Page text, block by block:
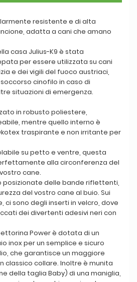
resistente e di alta
adatta a cani che amano
casa Julius-K9 è stata
per essere utilizzata su cani
e dei vigili del fuoco austriaci,
cinofilo in caso di
situazioni di emergenza.
in robusto poliestere,
mentre quello interno è
traspirante e non irritante per
su petto e ventre, questa
alla circonferenza del
cane.
posizionate delle bande riflettenti,
del vostro cane al buio. Sui
ci sono degli inserti in velcro, dove
dei divertenti adesivi neri con
Power è dotata di un
inox per un semplice e sicuro
che garantisce un maggiore
classico collare. Inoltre è munita
della taglia Baby) di una maniglia,